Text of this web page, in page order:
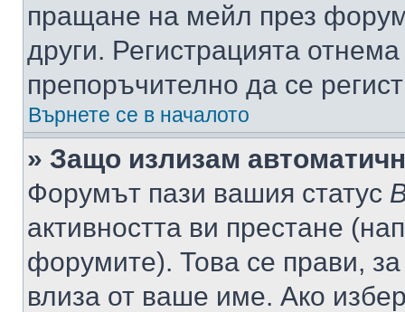
пращане на мейл през
други. Регистрацията
препоръчително да се
Върнете се в началото
» Защо излизам
Форумът пази вашия статус
активността ви престане
форумите). Това се прави,
влиза от ваше име. Ако